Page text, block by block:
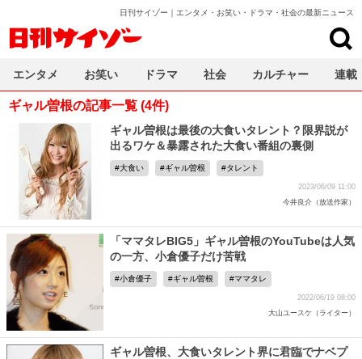
日刊サイゾー｜エンタメ・お笑い・ドラマ・社会の最新ニュース
ギャル曽根の記事一覧 (4件)
ギャル曽根は最後の大食いタレント？限界説が
出るワケ＆暴露された大食い番組の裏側
大食い ギャル曽根 タレント
2023/06/09 11:00
今井良介（放送作家）
「ママタレBIG5」ギャル曽根のYouTubeは人気
の一方、小倉優子だけ苦戦
小倉優子 ギャル曽根 ママタレ
2022/06/19 08:00
大山ユースケ（ライター）
ギャル曽根、大食いタレント界に君臨でナベプ
エンタメ お笑い ドラマ 社会 カルチャー 連載